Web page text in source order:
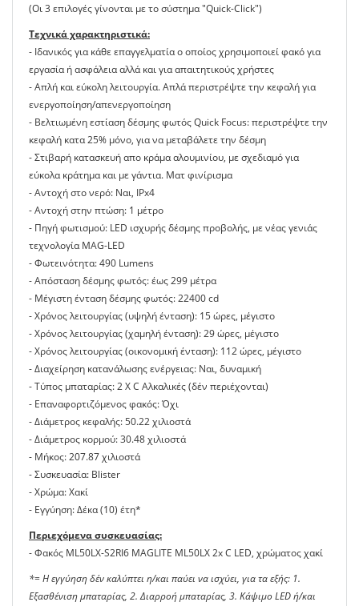
(Οι 3 επιλογές γίνονται με το σύστημα "Quick-Click")
Τεχνικά χαρακτηριστικά:
- Ιδανικός για κάθε επαγγελματία ο οποίος χρησιμοποιεί φακό για
εργασία ή ασφάλεια αλλά και για απαιτητικούς χρήστες
- Απλή και εύκολη λειτουργία. Απλά περιστρέψτε την κεφαλή για
ενεργοποίηση/απενεργοποίηση
- Βελτιωμένη εστίαση δέσμης φωτός Quick Focus: περιστρέψτε την
κεφαλή κατα 25% μόνο, για να μεταβάλετε την δέσμη
- Στιβαρή κατασκευή απο κράμα αλουμινίου, με σχεδιαμό για
εύκολα κράτημα και με γάντια. Ματ φινίρισμα
- Αντοχή στο νερό: Ναι, IPx4
- Αντοχή στην πτώση: 1 μέτρο
- Πηγή φωτισμού: LED ισχυρής δέσμης προβολής, με νέας γενιάς
τεχνολογία MAG-LED
- Φωτεινότητα: 490 Lumens
- Απόσταση δέσμης φωτός: έως 299 μέτρα
- Μέγιστη ένταση δέσμης φωτός: 22400 cd
- Χρόνος λειτουργίας (υψηλή ένταση): 15 ώρες, μέγιστο
- Χρόνος λειτουργίας (χαμηλή ένταση): 29 ώρες, μέγιστο
- Χρόνος λειτουργίας (οικονομική ένταση): 112 ώρες, μέγιστο
- Διαχείρηση κατανάλωσης ενέργειας: Ναι, δυναμική
- Τύπος μπαταρίας: 2 Χ C Αλκαλικές (δέν περιέχονται)
- Επαναφορτιζόμενος φακός: Όχι
- Διάμετρος κεφαλής: 50.22 χιλιοστά
- Διάμετρος κορμού: 30.48 χιλιοστά
- Μήκος: 207.87 χιλιοστά
- Συσκευασία: Blister
- Χρώμα: Χακί
- Εγγύηση: Δέκα (10) έτη*
Περιεχόμενα συσκευασίας:
- Φακός ML50LX-S2RI6 MAGLITE ML50LX 2x C LED, χρώματος χακί
*= Η εγγύηση δέν καλύπτει η/και παύει να ισχύει, για τα εξής: 1.
Εξασθένιση μπαταρίας, 2. Διαρροή μπαταρίας, 3. Κάψιμο LED ή/και